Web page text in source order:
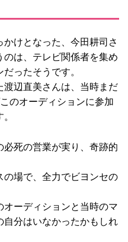
けとなった、今田耕司さ
のは、テレビ関係者を集め
ったそうです。
渡辺直美さんは、当時まだ
のオーディションに参加
必死の営業が実り、奇跡的
の場で、全力でビヨンセの
ーディションと当時のマ
自分はいなかったかもしれ